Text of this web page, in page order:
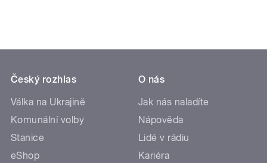
Český rozhlas
Válka na Ukrajině
Komunální volby
Stanice
eShop
O nás
Jak nás naladíte
Nápověda
Lidé v rádiu
Kariéra